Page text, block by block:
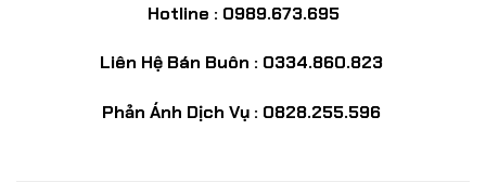
Hotline : 0989.673.695
Liên Hệ Bán Buôn : 0334.860.823
Phản Ánh Dịch Vụ : 0828.255.596